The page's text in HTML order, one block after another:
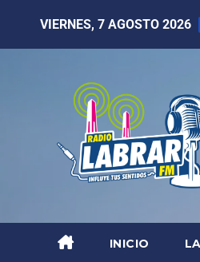
VIERNES, 7 AGOSTO 2026
INICIO